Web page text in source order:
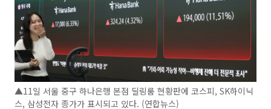
▲11일 서울 중구 하나은행 본점 딜링룸 현황판에 코스피, SK하이닉
스, 삼성전자 종가가 표시되고 있다. (연합뉴스)